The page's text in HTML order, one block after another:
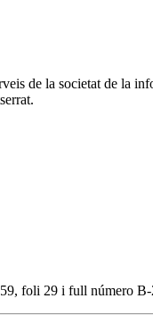
de la societat de la
foli 29 i full número